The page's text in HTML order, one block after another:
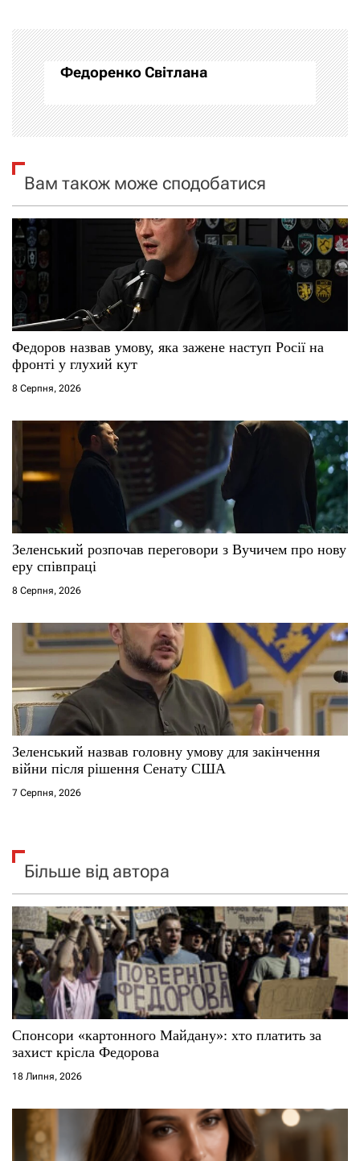
а
ц
і
а
п
и
с
і
в
Федоренко Світлана
Вам також може сподобатися
Федоров назвав умову, яка зажене наступ Росії на
фронті у глухий кут
8 Серпня, 2026
Зеленський розпочав переговори з Вучичем про нову
еру співпраці
8 Серпня, 2026
Зеленський назвав головну умову для закінчення
війни після рішення Сенату США
7 Серпня, 2026
Більше від автора
Спонсори «картонного Майдану»: хто платить за
захист крісла Федорова
18 Липня, 2026